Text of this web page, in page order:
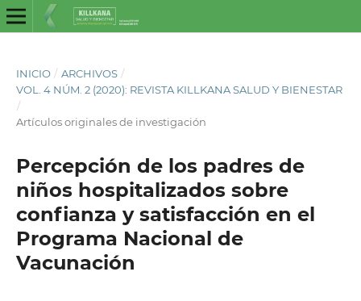
INICIO / ARCHIVOS /
VOL. 4 NÚM. 2 (2020): REVISTA KILLKANA SALUD Y BIENESTAR
/
Artículos originales de investigación
Percepción de los padres de
niños hospitalizados sobre
confianza y satisfacción en el
Programa Nacional de
Vacunación